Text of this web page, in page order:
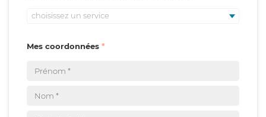
choisissez un service
Mes coordonnées